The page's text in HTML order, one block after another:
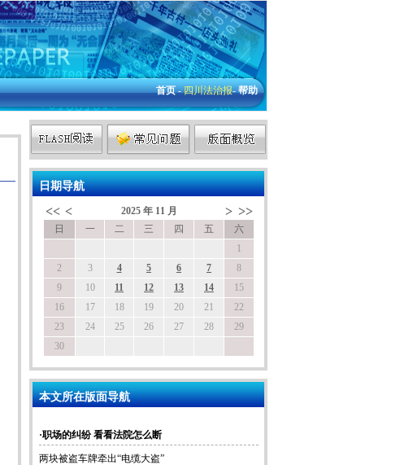
首页-四川法治报-帮助
日期导航
本文所在版面导航
·职场的纠纷 看看法院怎么断
两块被盗车牌牵出“电缆大盗”